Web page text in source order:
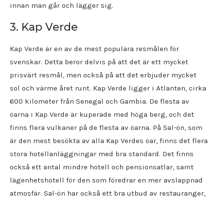
innan man går och lägger sig.
3. Kap Verde
Kap Verde är en av de mest populära resmålen för
svenskar. Detta beror delvis på att det är ett mycket
prisvärt resmål, men också på att det erbjuder mycket
sol och värme året runt. Kap Verde ligger i Atlanten, cirka
600 kilometer från Senegal och Gambia. De flesta av
öarna i Kap Verde är kuperade med höga berg, och det
finns flera vulkaner på de flesta av öarna. På Sal-ön, som
är den mest besökta av alla Kap Verdes öar, finns det flera
stora hotellanläggningar med bra standard. Det finns
också ett antal mindre hotell och pensionsatlar, samt
lägenhetshotell för den som föredrar en mer avslappnad
atmosfär. Sal-ön har också ett bra utbud av restauranger,